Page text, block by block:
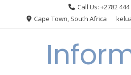
Call Us: +2782 444
Cape Town, South Africa